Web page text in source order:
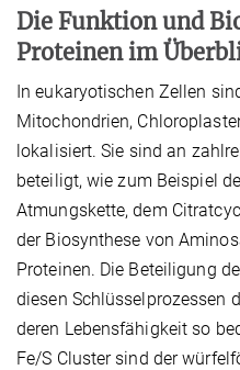
Die Funktion und
Proteinen im
In eukaryotischen Zellen
Mitochondrien,
lokalisiert. Sie sind an
beteiligt, wie zum Beispiel
Atmungskette, dem
der Biosynthese von
Proteinen. Die Beteiligung
diesen Schlüsselprozessen
deren Lebensfähigkeit so
Fe/S Cluster sind der